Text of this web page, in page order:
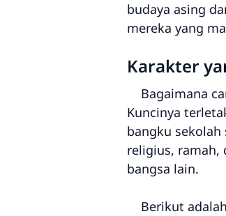
budaya asing
mereka yang
Karakter
Bagaimana
Kuncinya
bangku
religius, ramah,
bangsa lain.
Berikut